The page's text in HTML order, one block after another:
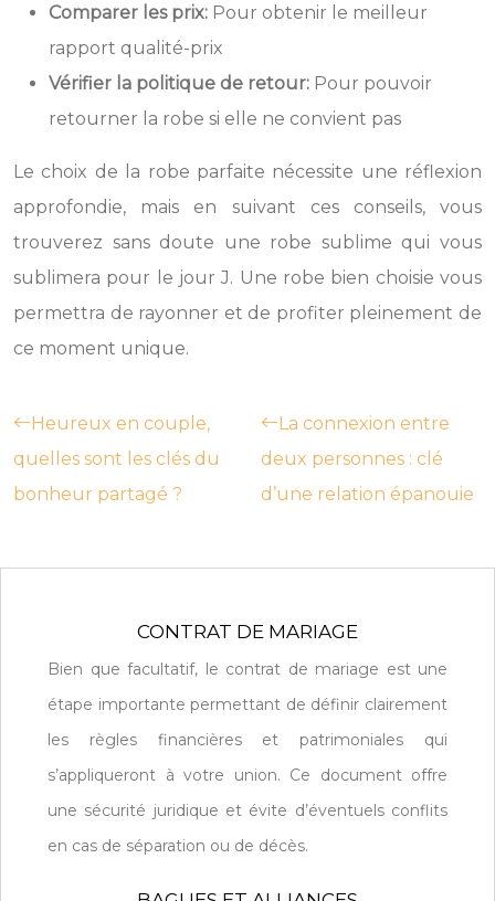
Comparer les prix: Pour obtenir le meilleur
rapport qualité-prix
Vérifier la politique de retour: Pour pouvoir
retourner la robe si elle ne convient pas
Le choix de la robe parfaite nécessite une réflexion
approfondie, mais en suivant ces conseils, vous
trouverez sans doute une robe sublime qui vous
sublimera pour le jour J. Une robe bien choisie vous
permettra de rayonner et de profiter pleinement de
ce moment unique.
Heureux en couple,
quelles sont les clés du
bonheur partagé ?
La connexion entre
deux personnes : clé
d’une relation épanouie
CONTRAT DE MARIAGE
Bien que facultatif, le contrat de mariage est une
étape importante permettant de définir clairement
les règles financières et patrimoniales qui
s’appliqueront à votre union. Ce document offre
une sécurité juridique et évite d’éventuels conflits
en cas de séparation ou de décès.